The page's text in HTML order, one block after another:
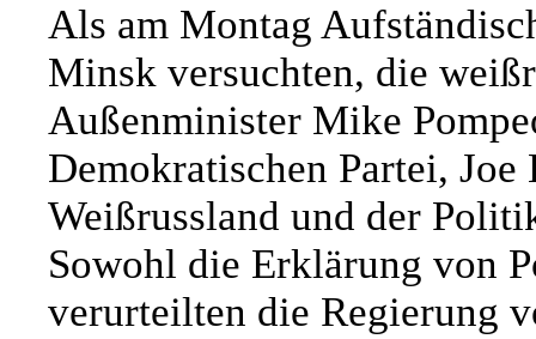
Als am Montag
Minsk versuchten, die
Außenminister Mike
Demokratischen Partei,
Weißrussland und der
Sowohl die Erklärung von
verurteilten die Regierung